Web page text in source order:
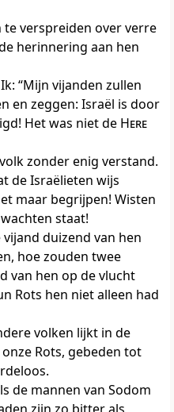
verspreiden over verre
herinnering aan hen
“Mijn vijanden zullen
en zeggen: Israël is door
Het was niet de Here
zonder enig verstand.
de Israëlieten wijs
maar begrijpen! Wisten
staat!
duizend van hen
hoe zouden twee
van hen op de vlucht
Rots hen niet alleen had
volken lijkt in de
Rots, gebeden tot
de mannen van Sodom